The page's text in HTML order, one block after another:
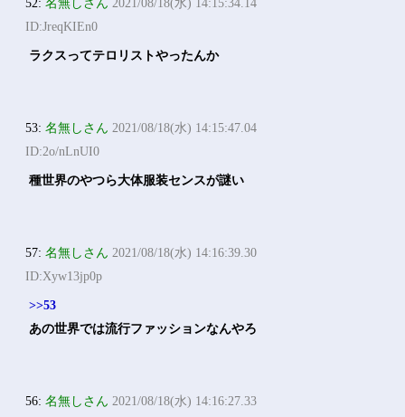
52:名無しさん 2021/08/18(水) 14:15:34.14
ID:JreqKIEn0
ラクスってテロリストやったんか
53:名無しさん 2021/08/18(水) 14:15:47.04
ID:2o/nLnUI0
種世界のやつら大体服装センスが謎い
57:名無しさん 2021/08/18(水) 14:16:39.30
ID:Xyw13jp0p
>>53
あの世界では流行ファッションなんやろ
56:名無しさん 2021/08/18(水) 14:16:27.33